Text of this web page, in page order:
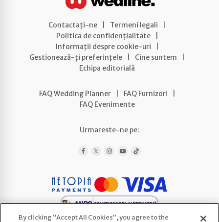
Contactați-ne Termeni legali
Politica de confidențialitate
Informații despre cookie-uri
Gestionează-ți preferințele
Cine suntem
Echipa editorială
FAQ Wedding Planner FAQ Furnizori
FAQ Evenimente
Urmareste-ne pe:
By clicking “Accept All Cookies”, you agree to the